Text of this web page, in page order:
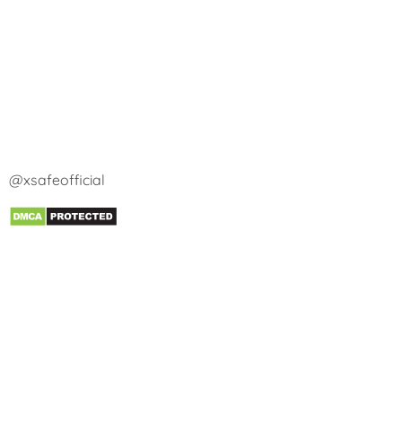
@xsafeofficial